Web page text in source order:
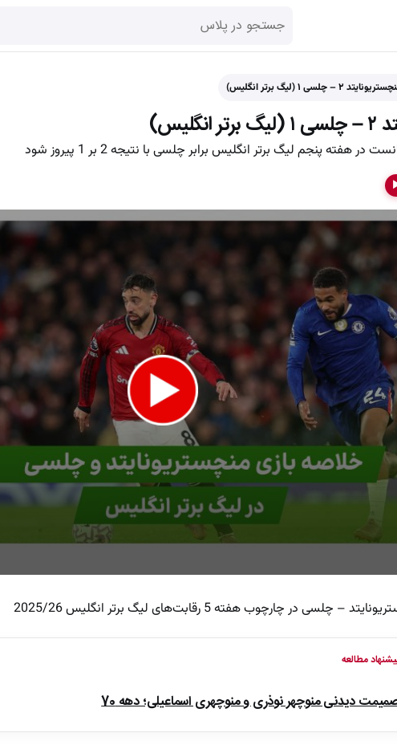
۲ – چلسی ۱ (لیگ برتر انگلیس)
در هفته پنجم لیگ برتر انگلیس برابر چلسی با نتیجه 2 بر 1 پیروز شود
در چارچوب هفته 5 رقابت‌های لیگ برتر انگلیس 2025/26
مطالعه
دیدنی منوچهر نوذری و منوچهری اسماعیلی؛ دهه 70